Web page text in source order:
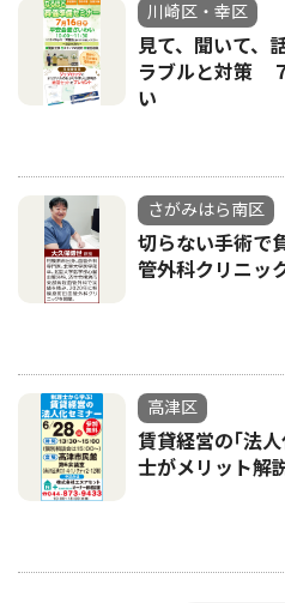
川崎区・幸区
見て、聞いて、
ラブルと対策
い
さがみはら南区
切らない手術で
管外科クリニッ
高津区
賃貸経営の｢法
士がメリット解